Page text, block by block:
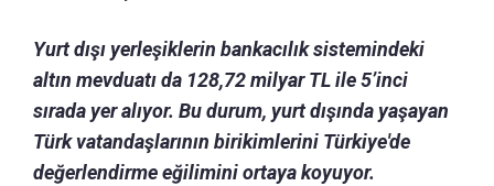
Yurt dışı yerleşiklerin bankacılık sistemindeki
altın mevduatı da 128,72 milyar TL ile 5’inci
sırada yer alıyor. Bu durum, yurt dışında yaşayan
Türk vatandaşlarının birikimlerini Türkiye'de
değerlendirme eğilimini ortaya koyuyor.